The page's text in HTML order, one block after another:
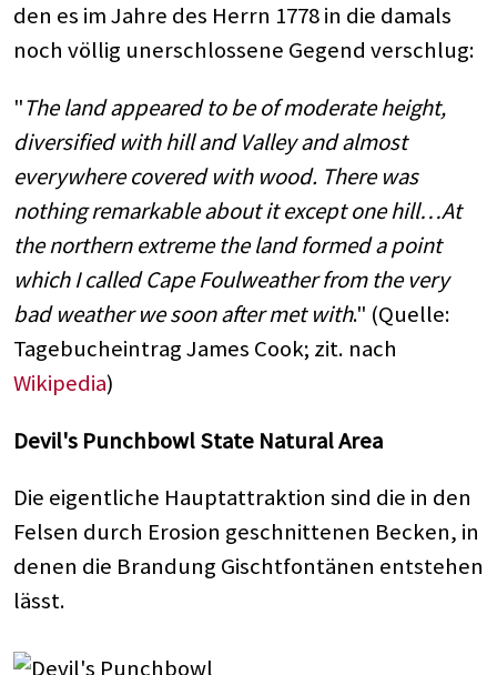
den es im Jahre des Herrn 1778 in die damals
noch völlig unerschlossene Gegend verschlug:
"The land appeared to be of moderate height,
diversified with hill and Valley and almost
everywhere covered with wood. There was
nothing remarkable about it except one hill…At
the northern extreme the land formed a point
which I called Cape Foulweather from the very
bad weather we soon after met with." (Quelle:
Tagebucheintrag James Cook; zit. nach
Wikipedia)
Devil's Punchbowl State Natural Area
Die eigentliche Hauptattraktion sind die in den
Felsen durch Erosion geschnittenen Becken, in
denen die Brandung Gischtfontänen entstehen
lässt.